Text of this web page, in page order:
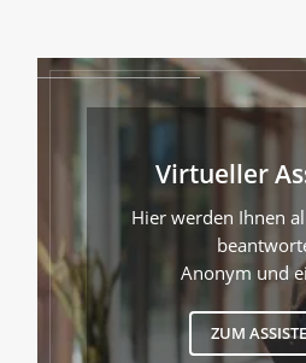
Virtueller
Hier werden Ihnen
Anonym und
ZUM